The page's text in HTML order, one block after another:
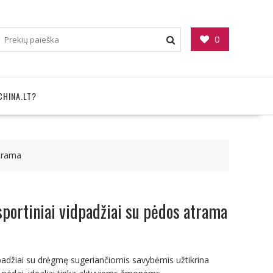
0
vidpadžiai su pėdos atrama
su drėgmę sugeriančiomis savybėmis užtikrina